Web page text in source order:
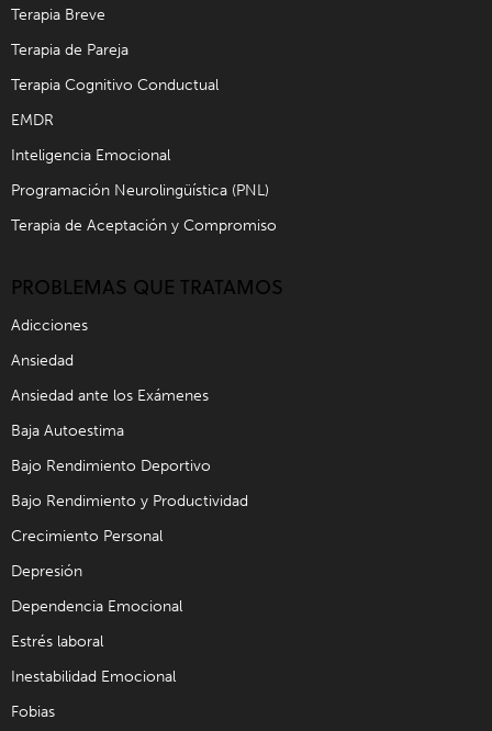
Terapia Breve
Terapia de Pareja
Terapia Cognitivo Conductual
EMDR
Inteligencia Emocional
Programación Neurolingüística (PNL)
Terapia de Aceptación y Compromiso
PROBLEMAS QUE TRATAMOS
Adicciones
Ansiedad
Ansiedad ante los Exámenes
Baja Autoestima
Bajo Rendimiento Deportivo
Bajo Rendimiento y Productividad
Crecimiento Personal
Depresión
Dependencia Emocional
Estrés laboral
Inestabilidad Emocional
Fobias